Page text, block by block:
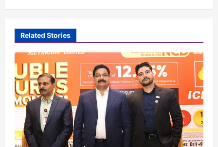
Related Stories